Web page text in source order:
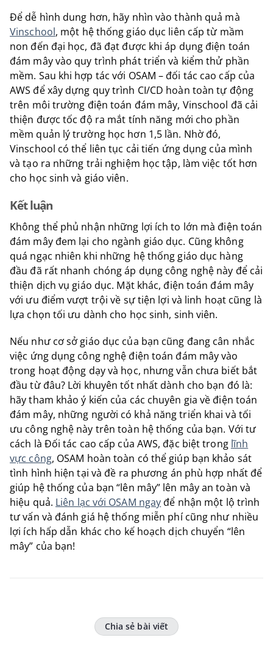
Để dễ hình dung hơn, hãy nhìn vào thành quả mà
Vinschool, một hệ thống giáo dục liên cấp từ mầm
non đến đại học, đã đạt được khi áp dụng điện toán
đám mây vào quy trình phát triển và kiểm thử phần
mềm. Sau khi hợp tác với OSAM – đối tác cao cấp của
AWS để xây dựng quy trình CI/CD hoàn toàn tự động
trên môi trường điện toán đám mây, Vinschool đã cải
thiện được tốc độ ra mắt tính năng mới cho phần
mềm quản lý trường học hơn 1,5 lần. Nhờ đó,
Vinschool có thể liên tục cải tiến ứng dụng của mình
và tạo ra những trải nghiệm học tập, làm việc tốt hơn
cho học sinh và giáo viên.
Kết luận
Không thể phủ nhận những lợi ích to lớn mà điện toán
đám mây đem lại cho ngành giáo dục. Cũng không
quá ngạc nhiên khi những hệ thống giáo dục hàng
đầu đã rất nhanh chóng áp dụng công nghệ này để cải
thiện dịch vụ giáo dục. Mặt khác, điện toán đám mây
với ưu điểm vượt trội về sự tiện lợi và linh hoạt cũng là
lựa chọn tối ưu dành cho học sinh, sinh viên.
Nếu như cơ sở giáo dục của bạn cũng đang cân nhắc
việc ứng dụng công nghệ điện toán đám mây vào
trong hoạt động dạy và học, nhưng vẫn chưa biết bắt
đầu từ đâu? Lời khuyên tốt nhất dành cho bạn đó là:
hãy tham khảo ý kiến của các chuyên gia về điện toán
đám mây, những người có khả năng triển khai và tối
ưu công nghệ này trên toàn hệ thống của bạn. Với tư
cách là Đối tác cao cấp của AWS, đặc biệt trong lĩnh
vực công, OSAM hoàn toàn có thể giúp bạn khảo sát
tình hình hiện tại và đề ra phương án phù hợp nhất để
giúp hệ thống của bạn “lên mây” lên mây an toàn và
hiệu quả. Liên lạc với OSAM ngayđể nhận một lộ trình
tư vấn và đánh giá hệ thống miễn phí cũng như nhiều
lợi ích hấp dẫn khác cho kế hoạch dịch chuyển “lên
mây” của bạn!
Chia sẻ bài viết